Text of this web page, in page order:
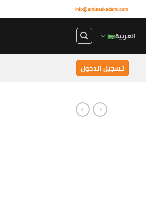
info@emisaakademi.com
العربية
تسجيل الدخول